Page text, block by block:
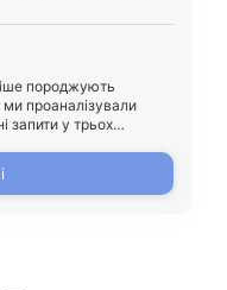
породжують
ми проаналізували
запити у трьох